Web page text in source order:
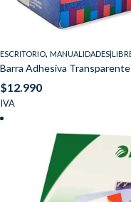
ESCRITORIO,
Barra Adhesiva
$12.990
IVA